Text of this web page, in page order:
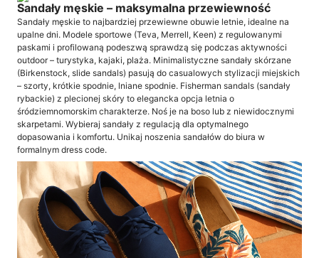
Sandały męskie – maksymalna przewiewność
Sandały męskie to najbardziej przewiewne obuwie letnie, idealne na
upalne dni. Modele sportowe (Teva, Merrell, Keen) z regulowanymi
paskami i profilowaną podeszwą sprawdzą się podczas aktywności
outdoor – turystyka, kajaki, plaża. Minimalistyczne sandały skórzane
(Birkenstock, slide sandals) pasują do casualowych stylizacji miejskich
– szorty, krótkie spodnie, lniane spodnie. Fisherman sandals (sandały
rybackie) z plecionej skóry to elegancka opcja letnia o
śródziemnomorskim charakterze. Noś je na boso lub z niewidocznymi
skarpetami. Wybieraj sandały z regulacją dla optymalnego
dopasowania i komfortu. Unikaj noszenia sandałów do biura w
formalnym dress code.